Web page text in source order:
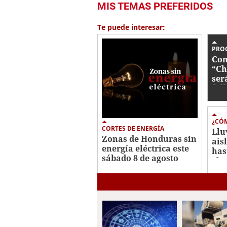
seconds
34
secondsVolume
0%
MIS TEMAS PREFERIDOS
Te puede interesar:
CORTES DE ENERGÍA
Zonas de Honduras sin
energía eléctrica este
sábado 8 de agosto
fallo
el